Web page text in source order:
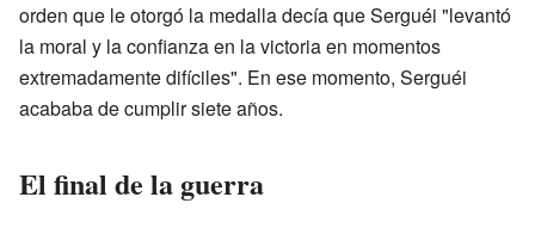
orden que le otorgó la medalla decía que Serguéi "levantó
la moral y la confianza en la victoria en momentos
extremadamente difíciles". En ese momento, Serguéi
acababa de cumplir siete años.
El final de la guerra